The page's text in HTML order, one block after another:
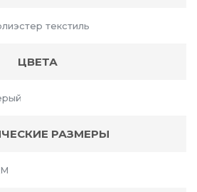
текстиль
ЦВЕТА
РАЗМЕРЫ